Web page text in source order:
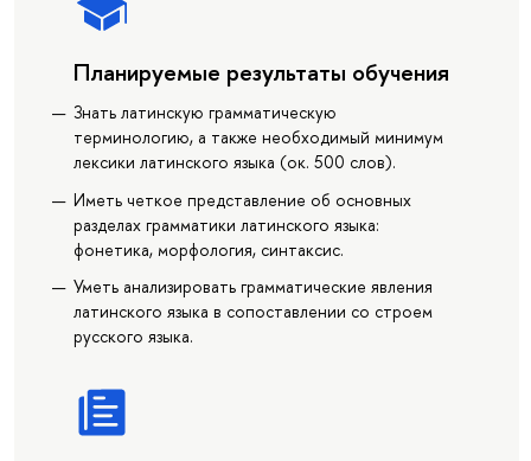
Планируемые результаты обучения
Знать латинскую грамматическую
терминологию, а также необходимый минимум
лексики латинского языка (ок. 500 слов).
Иметь четкое представление об основных
разделах грамматики латинского языка:
фонетика, морфология, синтаксис.
Уметь анализировать грамматические явления
латинского языка в сопоставлении со строем
русского языка.